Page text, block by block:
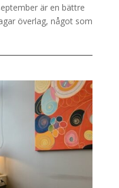
är en bättre
överlag, något som